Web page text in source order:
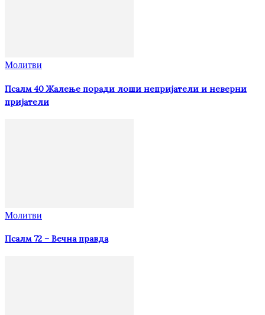
Молитви
Псалм 40 Жалење поради лоши непријатели и неверни
пријатели
Молитви
Псалм 72 – Вечна правда